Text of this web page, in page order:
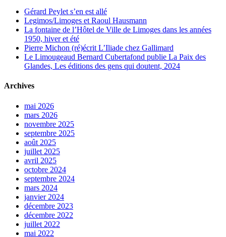
Gérard Peylet s’en est allé
Legimos/Limoges et Raoul Hausmann
La fontaine de l’Hôtel de Ville de Limoges dans les années
1950, hiver et été
Pierre Michon (ré)écrit L’Iliade chez Gallimard
Le Limougeaud Bernard Cubertafond publie La Paix des
Glandes, Les éditions des gens qui doutent, 2024
Archives
mai 2026
mars 2026
novembre 2025
septembre 2025
août 2025
juillet 2025
avril 2025
octobre 2024
septembre 2024
mars 2024
janvier 2024
décembre 2023
décembre 2022
juillet 2022
mai 2022